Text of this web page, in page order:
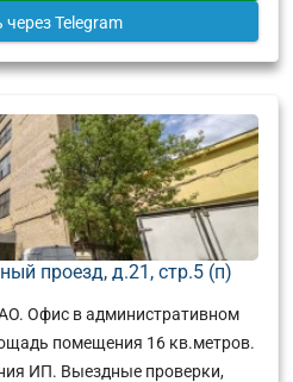
через Telegram
проезд, д.21, стр.5 (п)
Офис в административном
помещения 16 кв.метров.
ИП. Выездные проверки,